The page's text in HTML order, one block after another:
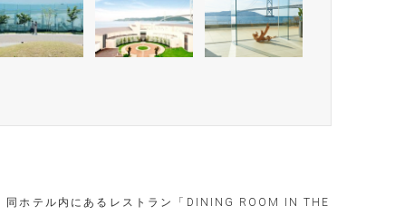
同ホテル内にあるレストラン「DINING ROOM IN THE